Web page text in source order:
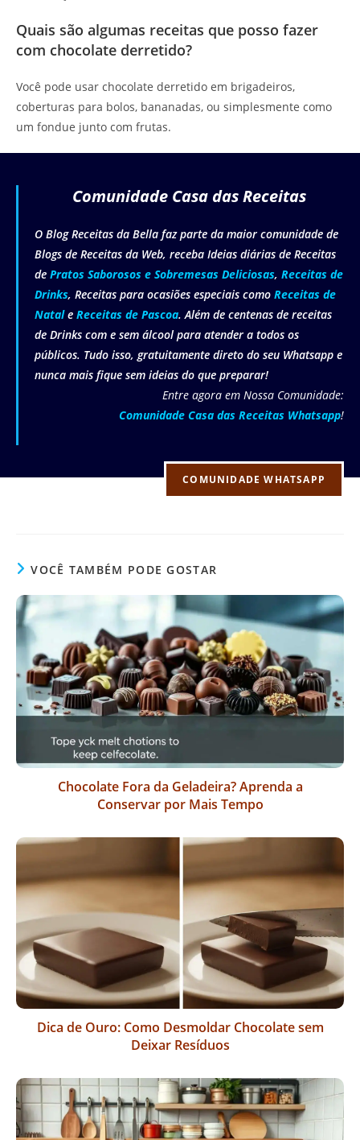
Quais são algumas receitas que posso fazer
com chocolate derretido?
Você pode usar chocolate derretido em brigadeiros,
coberturas para bolos, bananadas, ou simplesmente como
um fondue junto com frutas.
Comunidade Casa das Receitas
O Blog Receitas da Bella faz parte da maior comunidade de
Blogs de Receitas da Web, receba Ideias diárias de Receitas
de Pratos Saborosos e Sobremesas Deliciosas, Receitas de
Drinks, Receitas para ocasiões especiais como Receitas de
Natale Receitas de Pascoa. Além de centenas de receitas
de Drinks com e sem álcool para atender a todos os
públicos. Tudo isso, gratuitamente direto do seu Whatsapp e
nunca mais fique sem ideias do que preparar!
Entre agora em Nossa Comunidade:
Comunidade Casa das Receitas Whatsapp!
COMUNIDADE WHATSAPP
VOCÊ TAMBÉM PODE GOSTAR
Chocolate Fora da Geladeira? Aprenda a
Conservar por Mais Tempo
Dica de Ouro: Como Desmoldar Chocolate sem
Deixar Resíduos